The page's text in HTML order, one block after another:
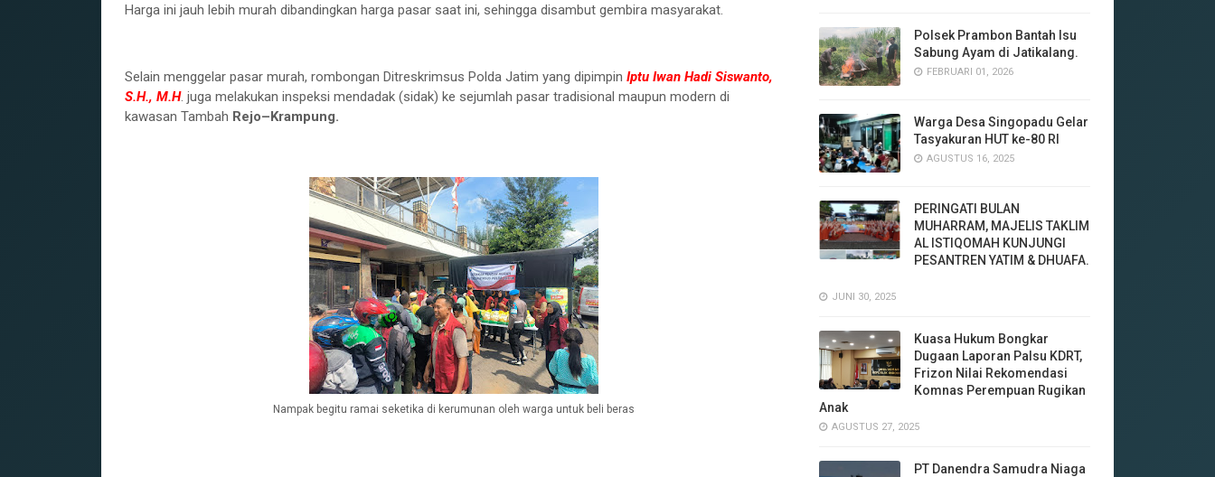
‎Harga ini jauh lebih murah dibandingkan harga pasar saat ini, sehingga disambut gembira masyarakat.
‎Selain menggelar pasar murah, rombongan Ditreskrimsus Polda Jatim yang dipimpin Iptu Iwan Hadi Siswanto,
S.H., M.H. juga melakukan inspeksi mendadak (sidak) ke sejumlah pasar tradisional maupun modern di
kawasan Tambah Rejo–Krampung.
Nampak begitu ramai seketika di kerumunan oleh warga untuk beli beras
Polsek Prambon Bantah Isu
Sabung Ayam di Jatikalang.
FEBRUARI 01, 2026
Warga Desa Singopadu Gelar
Tasyakuran HUT ke-80 RI
AGUSTUS 16, 2025
‎PERINGATI BULAN
MUHARRAM, MAJELIS TAKLIM
AL ISTIQOMAH KUNJUNGI
PESANTREN YATIM & DHUAFA.
JUNI 30, 2025
‎Kuasa Hukum Bongkar
Dugaan Laporan Palsu KDRT,
Frizon Nilai Rekomendasi
Komnas Perempuan Rugikan
Anak
AGUSTUS 27, 2025
‎PT Danendra Samudra Niaga